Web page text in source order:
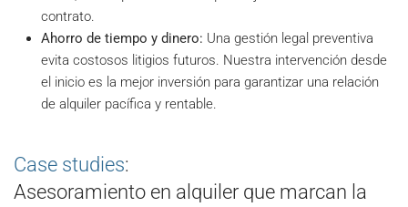
contrato.
Ahorro de tiempo y dinero: Una gestión legal preventiva
evita costosos litigios futuros. Nuestra intervención desde
el inicio es la mejor inversión para garantizar una relación
de alquiler pacífica y rentable.
Case studies:
Asesoramiento en alquiler que marcan la